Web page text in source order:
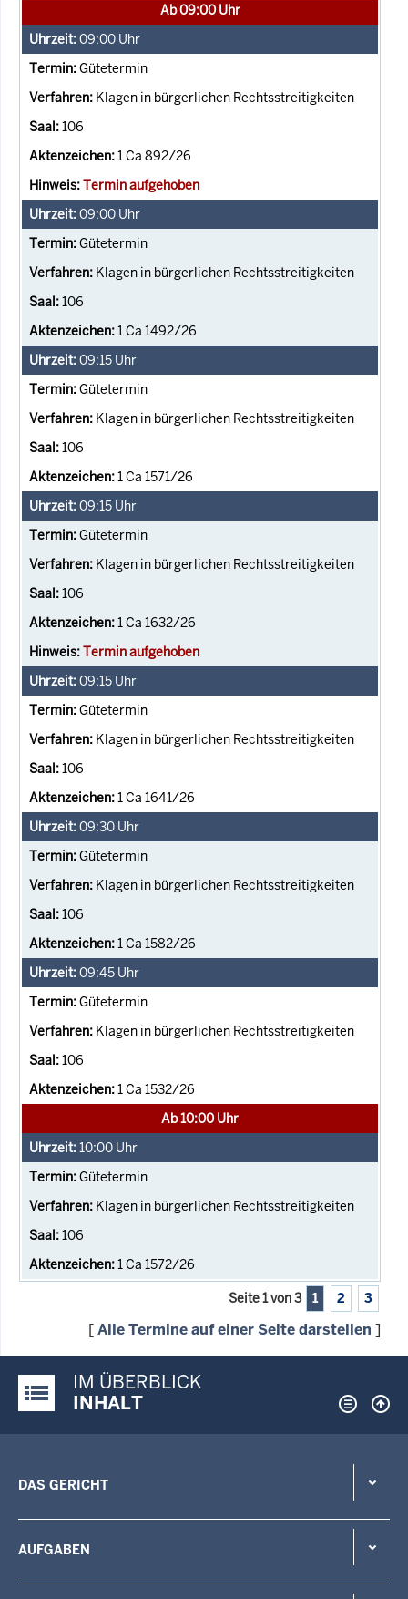
Ab 09:00 Uhr
09:00 Uhr
Gütetermin
Klagen in bürgerlichen Rechtsstreitigkeiten
106
1 Ca 892/26
Termin aufgehoben
09:00 Uhr
Gütetermin
Klagen in bürgerlichen Rechtsstreitigkeiten
106
1 Ca 1492/26
09:15 Uhr
Gütetermin
Klagen in bürgerlichen Rechtsstreitigkeiten
106
1 Ca 1571/26
09:15 Uhr
Gütetermin
Klagen in bürgerlichen Rechtsstreitigkeiten
106
1 Ca 1632/26
Termin aufgehoben
09:15 Uhr
Gütetermin
Klagen in bürgerlichen Rechtsstreitigkeiten
106
1 Ca 1641/26
09:30 Uhr
Gütetermin
Klagen in bürgerlichen Rechtsstreitigkeiten
106
1 Ca 1582/26
09:45 Uhr
Gütetermin
Klagen in bürgerlichen Rechtsstreitigkeiten
106
1 Ca 1532/26
Ab 10:00 Uhr
10:00 Uhr
Gütetermin
Klagen in bürgerlichen Rechtsstreitigkeiten
106
1 Ca 1572/26
Seite 1 von 3 1 2 3
[Alle Termine auf einer Seite darstellen ]
Justiz-Portal im Überblick:
IM ÜBERBLICK
INHALT
DAS GERICHT
AUFGABEN